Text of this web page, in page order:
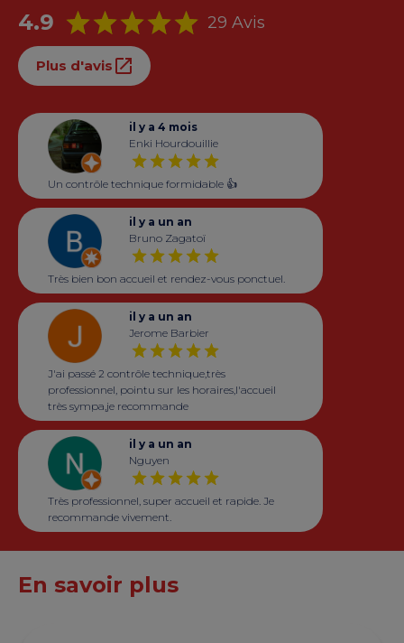
4.9 29 Avis
Plus d'avis
il y a 4 mois
Enki Hourdouillie
Un contrôle technique formidable 👍
il y a un an
Bruno Zagatoï
Très bien bon accueil et rendez-vous ponctuel.
il y a un an
Jerome Barbier
J'ai passé 2 contrôle technique,très
professionnel, pointu sur les horaires,l'accueil
très sympa,je recommande
il y a un an
Nguyen
Très professionnel, super accueil et rapide. Je
recommande vivement.
En savoir plus